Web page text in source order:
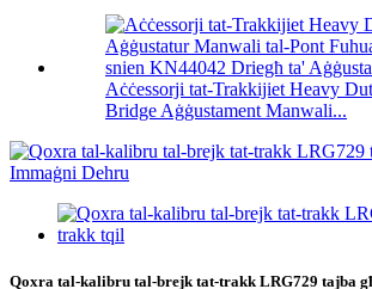
Aċċessorji tat-Trakkijiet Heavy
Bridge Aġġustament Manwali...
Qoxra tal-kalibru tal-brejk tat-trakk LRG729 tajba